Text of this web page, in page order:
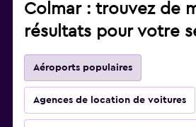
Colmar : trouvez de
résultats pour votre
Aéroports populaires
Agences de location de voitures